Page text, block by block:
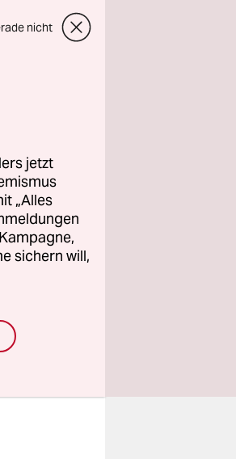
nicht
jetzt
„Alles
sichern will,